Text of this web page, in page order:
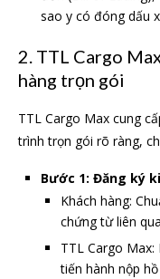
sao y có đóng dấu
2. TTL Cargo
hàng trọn gói
TTL Cargo Max cung
trình trọn gói rõ ràng,
Bước 1: Đăng ký
Khách hàng:
chứng từ liên
TTL Cargo
tiến hành nộp